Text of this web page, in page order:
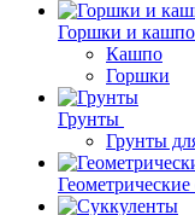
Горшки и кашпо
Кашпо
Горшки
Грунты
Грунты